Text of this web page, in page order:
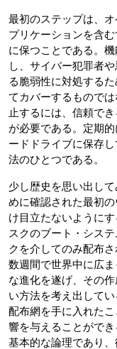
最初のステップは、
プリケーションを含
に保つことである。
し、サイバー犯罪者
る脆弱性に対処する
てカバーするもので
止するには、信頼で
が必要である。定期
ードドライブに保存
法のひとつである。
少し歴史を思い出して
めに確認された最初
け目立たないように
スクのブート・シス
クを介してのみ配布
数週間で世界中に広
な進化を遂げ、その
い方法を考え出して
配布網を手に入れた
響を与えることがで
基本的な論理であり